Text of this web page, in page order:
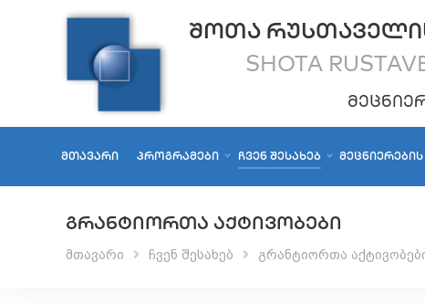
ᲨᲝᲗᲐ
SHOTA
ᲛᲗᲐᲕᲐᲠᲘ ᲞᲠᲝᲒᲠᲐᲛᲔᲑᲘ ᲩᲕᲔᲜ ᲨᲔᲡᲐᲮᲔᲑ
ᲒᲠᲐᲜᲢᲘᲝᲠᲗᲐ ᲐᲥᲢᲘᲕᲝᲑᲔᲑᲘ
მთავარი ჩვენ შესახებ გრანტიორთა